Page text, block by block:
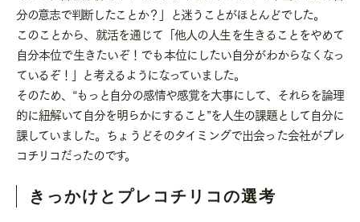
分の意志で判断したことか？」と迷うことがほとんどでした。
このことから、就活を通じて「他人の人生を生きることをやめて
自分本位で生きたいぞ！でも本位にしたい自分がわからなくなっ
ているぞ！」と考えるようになっていました。
そのため、“もっと自分の感情や感覚を大事にして、それらを論理
的に紐解いて自分を明らかにすること”を人生の課題として自分に
課していました。ちょうどそのタイミングで出会った会社がプレ
コチリコだったのです。
きっかけとプレコチリコの選考